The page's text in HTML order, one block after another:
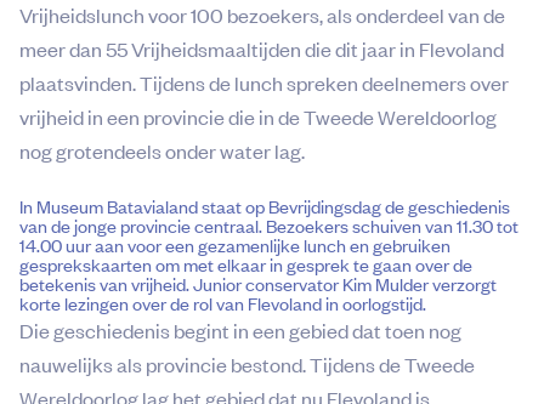
Vrijheidslunch voor 100 bezoekers, als onderdeel van de
meer dan 55 Vrijheidsmaaltijden die dit jaar in Flevoland
plaatsvinden. Tijdens de lunch spreken deelnemers over
vrijheid in een provincie die in de Tweede Wereldoorlog
nog grotendeels onder water lag.
In Museum Batavialand staat op Bevrijdingsdag de geschiedenis
van de jonge provincie centraal. Bezoekers schuiven van 11.30 tot
14.00 uur aan voor een gezamenlijke lunch en gebruiken
gesprekskaarten om met elkaar in gesprek te gaan over de
betekenis van vrijheid. Junior conservator Kim Mulder verzorgt
korte lezingen over de rol van Flevoland in oorlogstijd.
Die geschiedenis begint in een gebied dat toen nog
nauwelijks als provincie bestond. Tijdens de Tweede
Wereldoorlog lag het gebied dat nu Flevoland is